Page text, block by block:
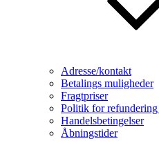
Adresse/kontakt
Betalings muligheder
Fragtpriser
Politik for
Handelsbetingelser
Åbningstider